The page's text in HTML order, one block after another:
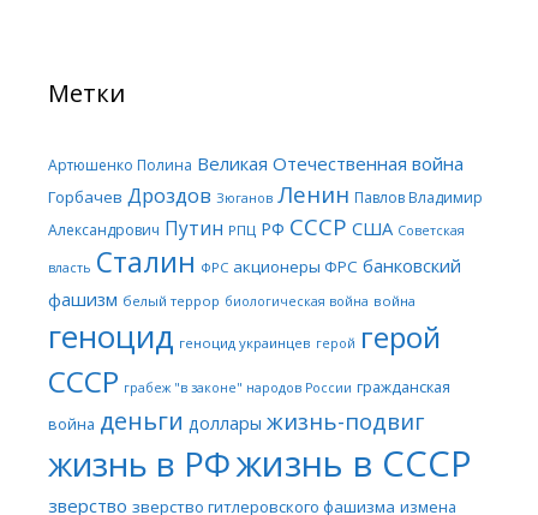
Метки
Артюшенко Полина Великая Отечественная война
Горбачев Дроздов Зюганов Ленин Павлов Владимир
Александрович Путин РПЦ РФ СССР США Советская
власть Сталин ФРС акционеры ФРС банковский
фашизм белый террор биологическая война война
геноцид геноцид украинцев герой герой
СССР грабеж "в законе" народов России гражданская
война деньги доллары жизнь-подвиг
жизнь в РФжизнь в СССР
зверство зверство гитлеровского фашизма измена